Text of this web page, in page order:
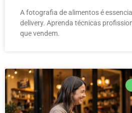
A fotografia de alimentos é
delivery. Aprenda técnicas
que vendem.